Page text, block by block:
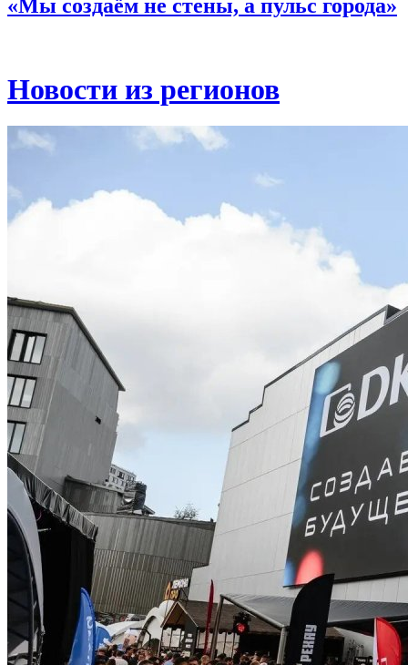
«Мы создаём не стены, а пульс города»
Новости из регионов